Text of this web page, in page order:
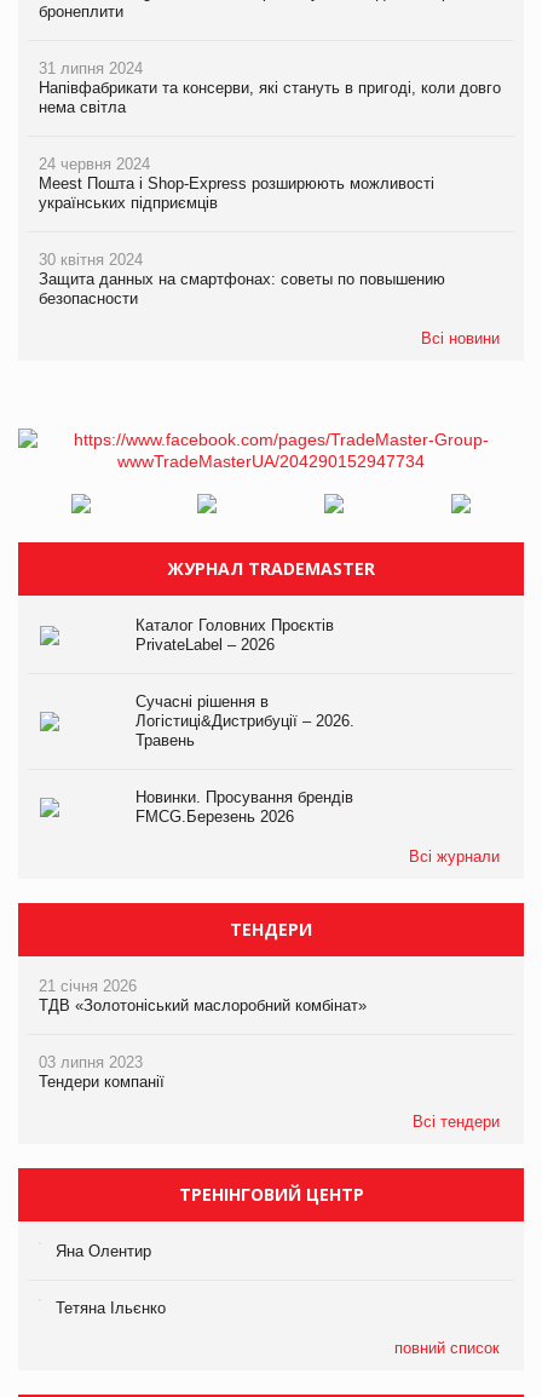
бронеплити
31 липня 2024
Напівфабрикати та консерви, які стануть в пригоді, коли довго
нема світла
24 червня 2024
Meest Пошта і Shop-Express розширюють можливості
українських підприємців
30 квітня 2024
Защита данных на смартфонах: советы по повышению
безопасности
Всі новини
ЖУРНАЛ TRADEMASTER
Каталог Головних Проєктів
PrivateLabel – 2026
Сучасні рішення в
Логістиці&Дистрибуції – 2026.
Травень
Новинки. Просування брендів
FMCG.Березень 2026
Всі журнали
ТЕНДЕРИ
21 січня 2026
ТДВ «Золотоніський маслоробний комбінат»
03 липня 2023
Тендери компанії
Всі тендери
ТРЕНІНГОВИЙ ЦЕНТР
Яна Олентир
Тетяна Ільєнко
повний список